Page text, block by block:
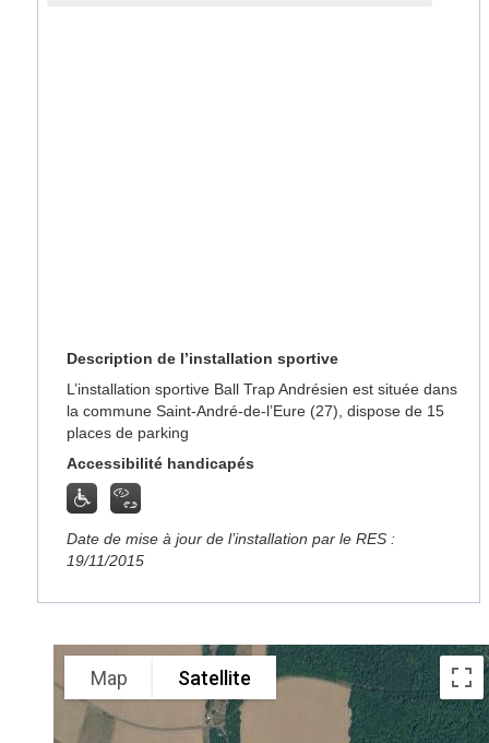
Description de l’installation sportive
L’installation sportive Ball Trap Andrésien est située dans
la commune Saint-André-de-l’Eure (27), dispose de 15
places de parking
Accessibilité handicapés
Date de mise à jour de l’installation par le RES :
19/11/2015
Map Satellite